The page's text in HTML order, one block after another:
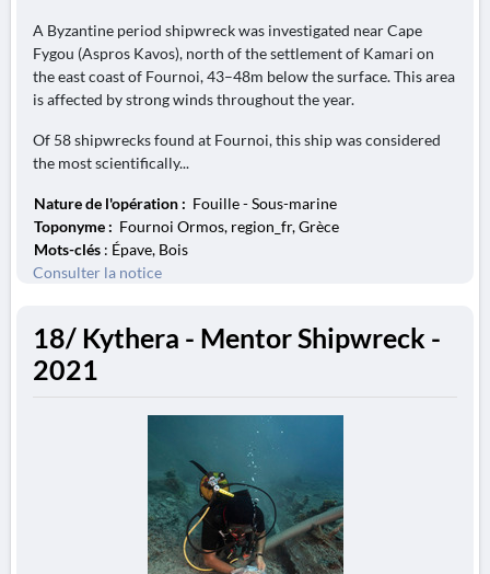
A Byzantine period shipwreck was investigated near Cape
Fygou (Aspros Kavos), north of the settlement of Kamari on
the east coast of Fournoi, 43–48m below the surface. This area
is affected by strong winds throughout the year.
Of 58 shipwrecks found at Fournoi, this ship was considered
the most scientifically...
Nature de l'opération : Fouille - Sous-marine
Toponyme : Fournoi Ormos, region_fr, Grèce
Mots-clés : Épave, Bois
Consulter la notice
18/ Kythera - Mentor Shipwreck -
2021